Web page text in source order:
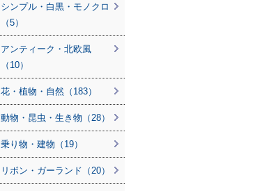
シンプル・白黒・モノクロ
（5）
アンティーク・北欧風
（10）
花・植物・自然（183）
動物・昆虫・生き物（28）
乗り物・建物（19）
リボン・ガーランド（20）